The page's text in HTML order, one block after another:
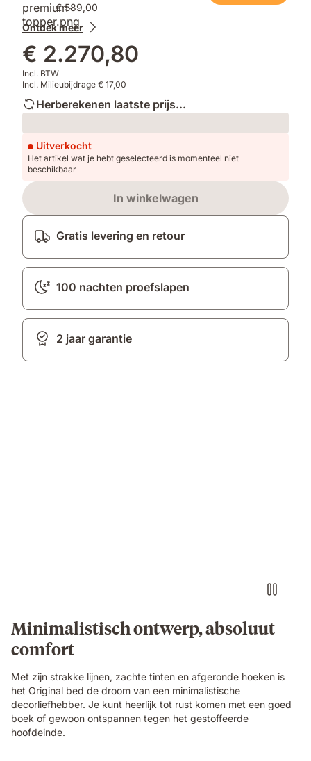
€ 589,00
Ontdek meer
€ 2.270,80
Incl. BTW
Incl. Milieubijdrage € 17,00
Herberekenen laatste prijs...
Loading
Uitverkocht
Het artikel wat je hebt geselecteerd is momenteel niet
beschikbaar
In winkelwagen
Gratis levering en retour
100 nachten proefslapen
2 jaar garantie
Minimalistisch ontwerp, absoluut
comfort
Met zijn strakke lijnen, zachte tinten en afgeronde hoeken is
het Original bed de droom van een minimalistische
decorliefhebber. Je kunt heerlijk tot rust komen met een goed
boek of gewoon ontspannen tegen het gestoffeerde
hoofdeinde.